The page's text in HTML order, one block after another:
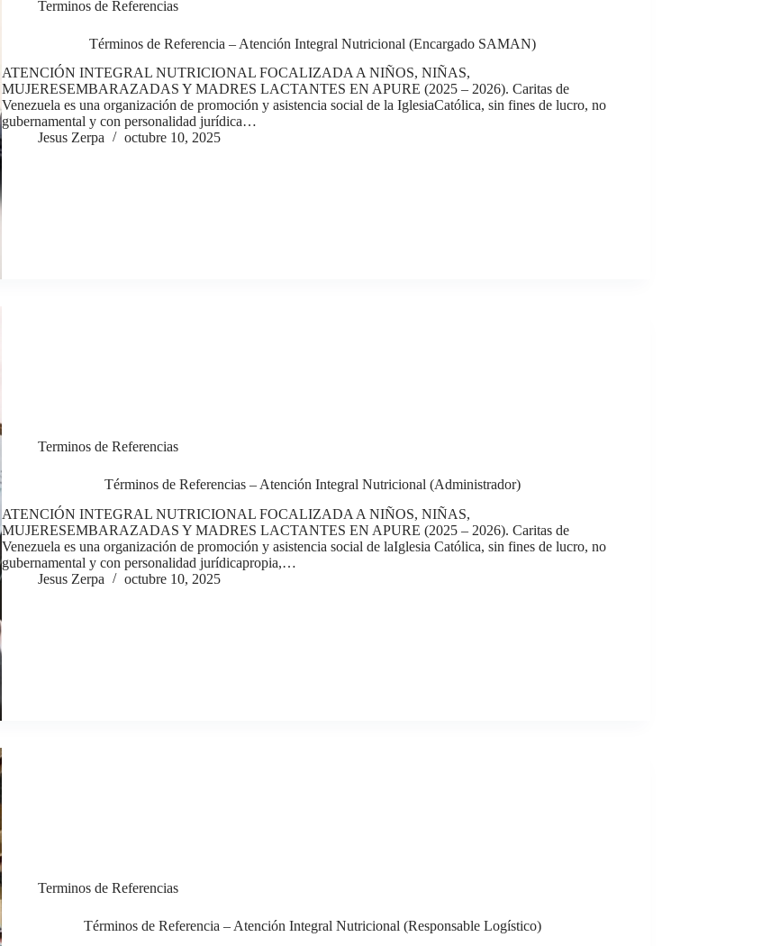
Terminos de Referencias
Términos de Referencia – Atención Integral Nutricional (Encargado SAMAN)
ATENCIÓN INTEGRAL NUTRICIONAL FOCALIZADA A NIÑOS, NIÑAS,
MUJERESEMBARAZADAS Y MADRES LACTANTES EN APURE (2025 – 2026). Caritas de
Venezuela es una organización de promoción y asistencia social de la IglesiaCatólica, sin fines de lucro, no
gubernamental y con personalidad jurídica…
Jesus Zerpa
octubre 10, 2025
Terminos de Referencias
Términos de Referencias – Atención Integral Nutricional (Administrador)
ATENCIÓN INTEGRAL NUTRICIONAL FOCALIZADA A NIÑOS, NIÑAS,
MUJERESEMBARAZADAS Y MADRES LACTANTES EN APURE (2025 – 2026). Caritas de
Venezuela es una organización de promoción y asistencia social de laIglesia Católica, sin fines de lucro, no
gubernamental y con personalidad jurídicapropia,…
Jesus Zerpa
octubre 10, 2025
Terminos de Referencias
Términos de Referencia – Atención Integral Nutricional (Responsable Logístico)